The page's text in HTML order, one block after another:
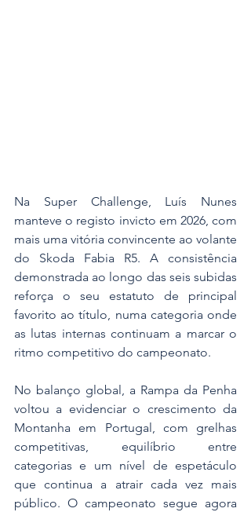
Na Super Challenge, Luís Nunes
manteve o registo invicto em 2026, com
mais uma vitória convincente ao volante
do Skoda Fabia R5. A consistência
demonstrada ao longo das seis subidas
reforça o seu estatuto de principal
favorito ao título, numa categoria onde
as lutas internas continuam a marcar o
ritmo competitivo do campeonato.
No balanço global, a Rampa da Penha
voltou a evidenciar o crescimento da
Montanha em Portugal, com grelhas
competitivas, equilíbrio entre
categorias e um nível de espetáculo
que continua a atrair cada vez mais
público. O campeonato segue agora